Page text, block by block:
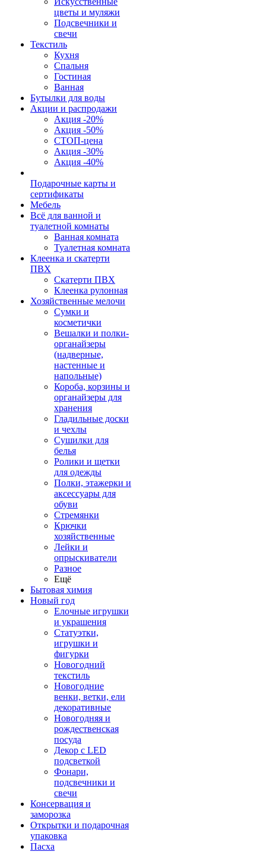
цветы и муляжи
Подсвечники и
свечи
Текстиль
Кухня
Спальня
Гостиная
Ванная
Бутылки для воды
Акции и распродажи
Акция -20%
Акция -50%
СТОП-цена
Акция -30%
Акция -40%
Подарочные карты и
сертификаты
Мебель
Всё для ванной и
туалетной комнаты
Ванная комната
Туалетная комната
Клеенка и скатерти
ПВХ
Скатерти ПВХ
Клеенка рулонная
Хозяйственные мелочи
Сумки и
косметички
Вешалки и полки-
органайзеры
(надверные,
настенные и
напольные)
Короба, корзины и
органайзеры для
хранения
Гладильные доски
и чехлы
Сушилки для
белья
Ролики и щетки
для одежды
Полки, этажерки и
аксессуары для
обуви
Стремянки
Крючки
хозяйственные
Лейки и
опрыскиватели
Разное
Ещё
Бытовая химия
Новый год
Елочные игрушки
и украшения
Статуэтки,
игрушки и
фигурки
Новогодний
текстиль
Новогодние
венки, ветки, ели
декоративные
Новогодняя и
рождественская
посуда
Декор с LED
подсветкой
Фонари,
подсвечники и
свечи
Консервация и
заморозка
Открытки и подарочная
упаковка
Пасха